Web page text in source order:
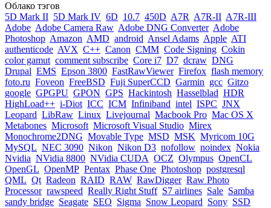
Облако тэгов
5D Mark II 5D Mark IV 6D 10.7 450D A7R A7R-II A7R-III
Adobe Adobe Camera Raw Adobe DNG Converter Adobe
Photoshop Amazon AMD android Ansel Adams Apple ATI
authenticode AVX C++ Canon CMM Code Signing Cokin
color gamut comment subscribe Core i7 D7 dcraw DNG
Drupal EMS Epson 3800 FastRawViewer Firefox flash memory
foto.ru Foveon FreeBSD Fuji SuperCCD Garmin gcc Gitzo
google GPGPU GPON GPS Hackintosh Hasselblad HDR
HighLoad++ i-Diot ICC ICM Infiniband intel ISPC JNX
Leopard LibRaw Linux Livejournal Macbook Pro Mac OS X
Metabones Microsoft Microsoft Visual Studio Mirex
Monochrome2DNG Movable Type MSD MSK Myricom 10G
MySQL NEC 3090 Nikon Nikon D3 nofollow noindex Nokia
Nvidia NVidia 8800 NVidia CUDA OCZ Olympus OpenCL
OpenGL OpenMP Pentax Phase One Photoshop postgresql
QML Qt Radeon RAID RAW RawDigger Raw Photo
Processor rawspeed Really Right Stuff S7 airlines Sale Samba
sandy bridge Seagate SEO Sigma Snow Leopard Sony SSD